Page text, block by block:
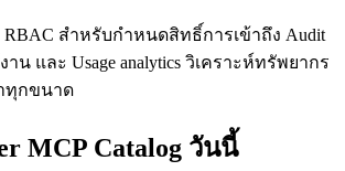
สำหรับกำหนดสิทธิ์การเข้าถึง Audit
น และ Usage analytics วิเคราะห์ทรัพยากร
ทุกขนาด
MCP Catalog วันนี้